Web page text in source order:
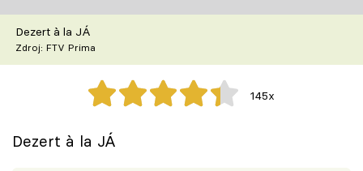
Škola vaření
Recepty z TV
Speciál: Cuketa
Těhotnej kuchař
Dezert à la JÁ
Zdroj: FTV Prima
145x
Dezert à la JÁ